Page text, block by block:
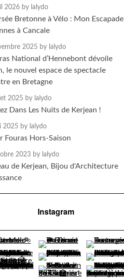
2026 by lalydo
Bretonne à Vélo : Mon Escapade
à Cancale
2025 by lalydo
National d’Hennebont dévoile
le nouvel espace de spectacle
en Bretagne
2025 by lalydo
Dans Les Nuits de Kerjean !
2025 by lalydo
Fouras Hors-Saison
2023 by lalydo
de Kerjean, Bijou d'Architecture
Instagram